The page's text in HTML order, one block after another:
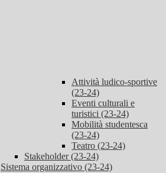
Attività ludico-sportive
(23-24)
Eventi culturali e
turistici (23-24)
Mobilità studentesca
(23-24)
Teatro (23-24)
Stakeholder (23-24)
Sistema organizzativo (23-24)